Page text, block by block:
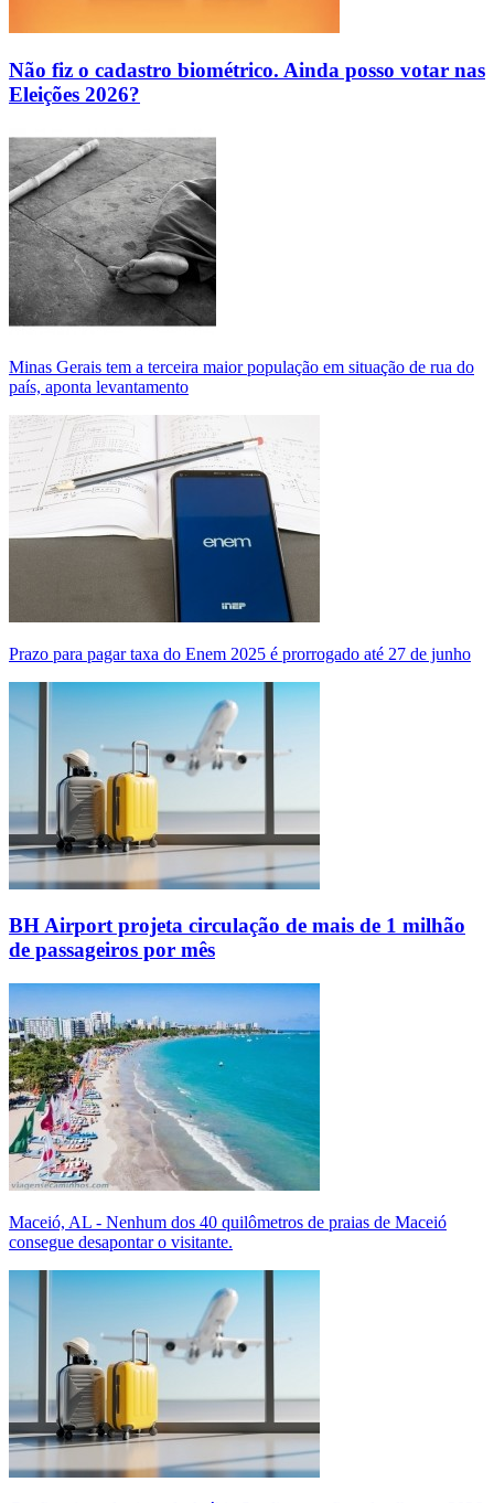
Não fiz o cadastro biométrico. Ainda posso votar nas
Eleições 2026?
Minas Gerais tem a terceira maior população em situação de rua do
país, aponta levantamento
Prazo para pagar taxa do Enem 2025 é prorrogado até 27 de junho
BH Airport projeta circulação de mais de 1 milhão
de passageiros por mês
Maceió, AL - Nenhum dos 40 quilômetros de praias de Maceió
consegue desapontar o visitante.